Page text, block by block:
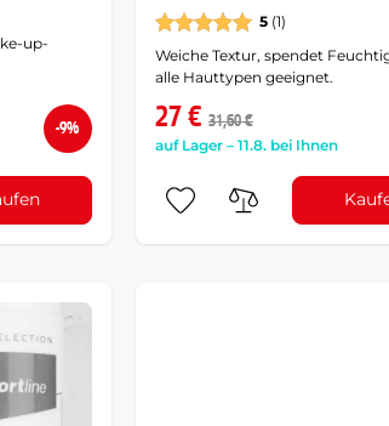
up-
-9%
5(1)
Weiche Textur, spendet
alle Hauttypen geeignet.
27 € 31,60 €
auf Lager – 11.8. bei Ihnen